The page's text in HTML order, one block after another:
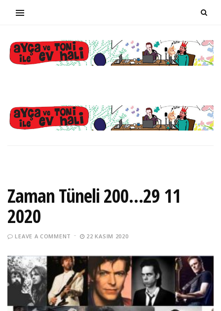
Zaman Tüneli 200…29 11
2020
LEAVE A COMMENT 22 KASIM 2020